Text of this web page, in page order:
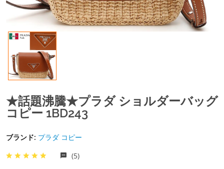
★話題沸騰★プラダ ショルダーバッグ
コピー 1BD243
ブランド: プラダ コピー
(5)